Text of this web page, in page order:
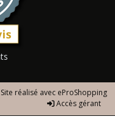
réalisé avec eProShopping
Accès gérant